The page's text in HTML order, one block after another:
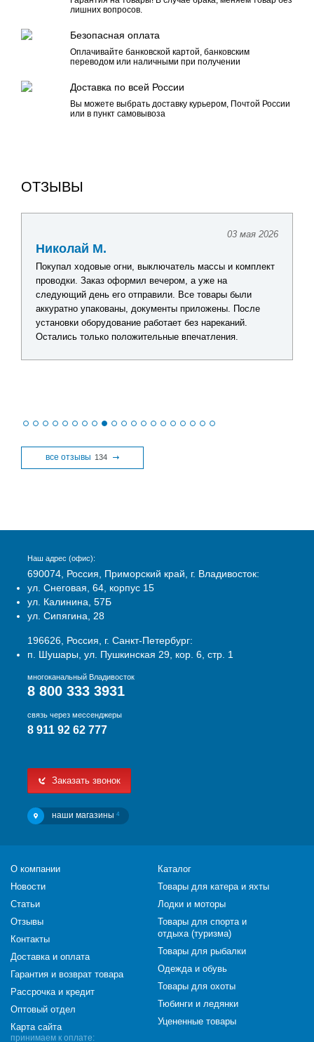
лишних вопросов.
Безопасная оплата
Оплачивайте банковской картой, банковским
переводом или наличными при получении
Доставка по всей России
Вы можете выбрать доставку курьером, Почтой России
или в пункт самовывоза
ОТЗЫВЫ
03 мая 2026
Николай М.
Покупал ходовые огни, выключатель массы и комплект
проводки. Заказ оформил вечером, а уже на
следующий день его отправили. Все товары были
аккуратно упакованы, документы приложены. После
установки оборудование работает без нареканий.
Остались только положительные впечатления.
все отзывы 134
Наш адрес (офис):
690074, Россия, Приморский край, г. Владивосток:
ул. Снеговая, 64, корпус 15
ул. Калинина, 57Б
ул. Сипягина, 28
196626, Россия, г. Санкт-Петербург:
п. Шушары, ул. Пушкинская 29, кор. 6, стр. 1
многоканальный Владивосток
8 800 333 3931
связь через мессенджеры
8 911 92 62 777
Заказать звонок
наши магазины 4
принимаем к оплате:
О компании
Новости
Статьи
Отзывы
Контакты
Доставка и оплата
Гарантия и возврат товара
Рассрочка и кредит
Оптовый отдел
Карта сайта
Каталог
Товары для катера и яхты
Лодки и моторы
Товары для спорта и
отдыха (туризма)
Товары для рыбалки
Одежда и обувь
Товары для охоты
Тюбинги и ледянки
Уцененные товары